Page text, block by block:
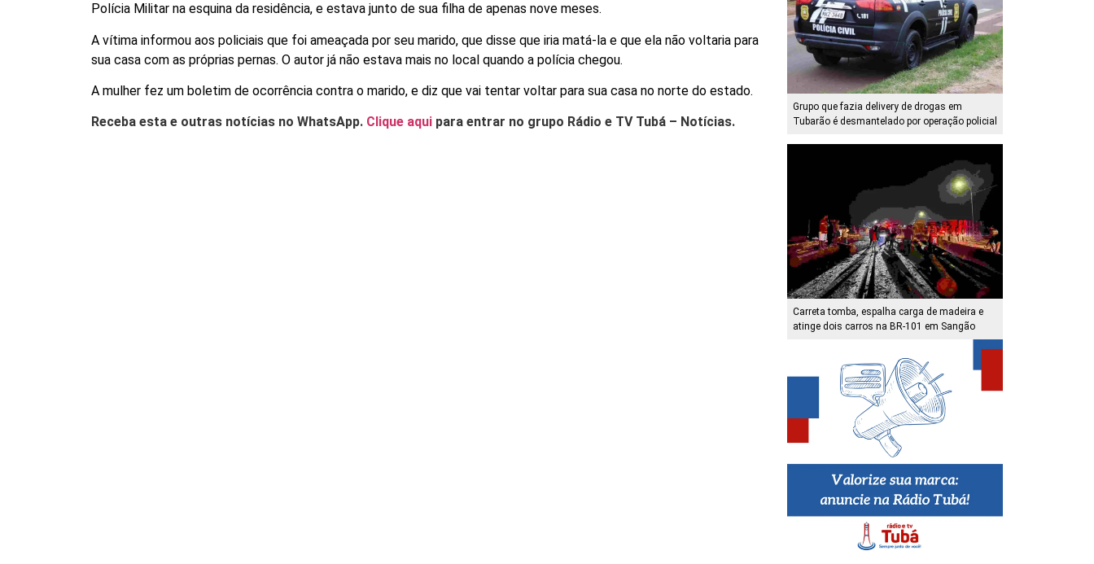
Polícia Militar na esquina da residência, e estava junto de sua filha de apenas nove meses.
A vítima informou aos policiais que foi ameaçada por seu marido, que disse que iria matá-la e que ela não voltaria para
sua casa com as próprias pernas. O autor já não estava mais no local quando a polícia chegou.
A mulher fez um boletim de ocorrência contra o marido, e diz que vai tentar voltar para sua casa no norte do estado.
Receba esta e outras notícias no WhatsApp. Clique aqui para entrar no grupo Rádio e TV Tubá – Notícias.
Grupo que fazia delivery de drogas em
Tubarão é desmantelado por operação policial
Carreta tomba, espalha carga de madeira e
atinge dois carros na BR-101 em Sangão